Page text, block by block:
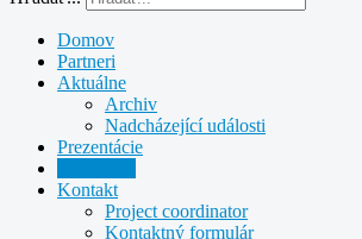
Domov
Partneri
Aktuálne
Archiv
Nadcházející události
Prezentácie
Kontakt
Project coordinator
Kontaktný formulár